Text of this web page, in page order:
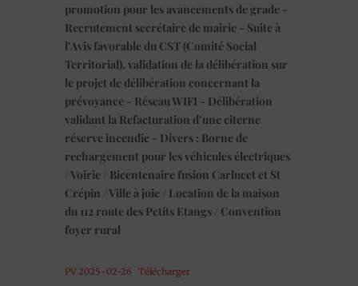
promotion pour les avancements de grade -
Recrutement secrétaire de mairie - Suite à
l’Avis favorable du CST (Comité Social
Territorial), validation de la délibération sur
le projet de délibération concernant la
prévoyance - Réseau WIFI - Délibération
validant la Refacturation d’une citerne
réserve incendie - Divers : Borne de
rechargement pour les véhicules électriques
/ Voirie / Bicentenaire fusion Carlucet et St
Crépin / Ville à joie / Location de la maison
du 112 route des Petits Etangs / Convention
foyer rural
PV 2025-02-26 Télécharger